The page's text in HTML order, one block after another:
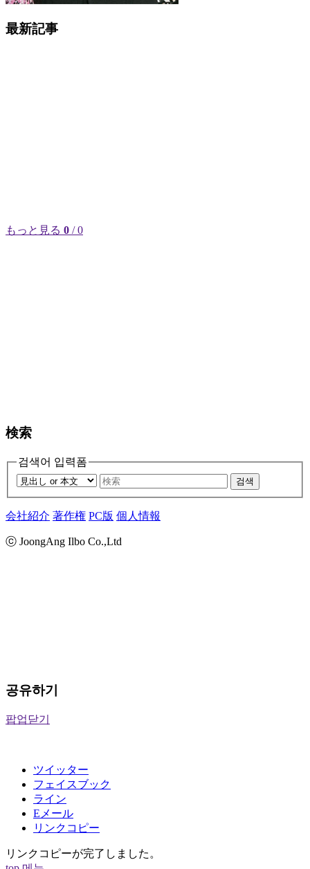
最新記事
もっと見る 0 / 0
検索
검색어 입력폼
검색
会社紹介 著作権 PC版 個人情報
ⓒ JoongAng Ilbo Co.,Ltd
공유하기
팝업닫기
ツイッター
フェイスブック
ライン
Eメール
リンクコピー
リンクコピーが完了しました。